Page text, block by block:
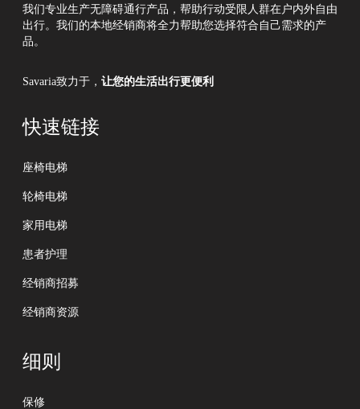
我们专业生产无障碍通行产品，帮助行动受限人群在户内外自由
出行。我们的本地经销商将全力帮助您选择符合自己需求的产
品。
Savaria致力于， 让您的生活出行更便利
快速链接
座椅电梯
轮椅电梯
家用电梯
患者护理
经销商招募
经销商资源
细则
保修